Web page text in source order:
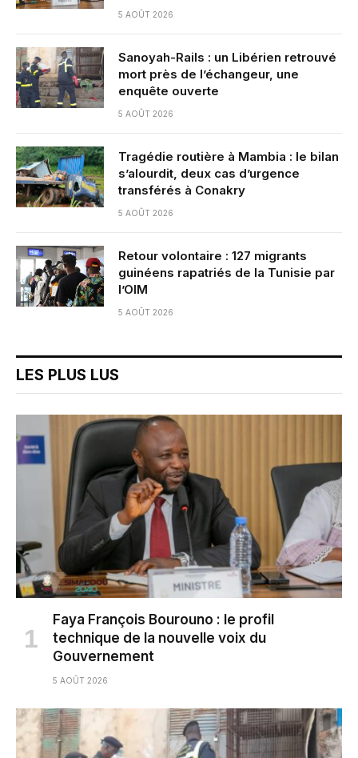
5 AOÛT 2026
Sanoyah-Rails : un Libérien retrouvé
mort près de l’échangeur, une
enquête ouverte
5 AOÛT 2026
Tragédie routière à Mambia : le bilan
s’alourdit, deux cas d’urgence
transférés à Conakry
5 AOÛT 2026
Retour volontaire : 127 migrants
guinéens rapatriés de la Tunisie par
l’OIM
5 AOÛT 2026
LES PLUS LUS
Faya François Bourouno : le profil
technique de la nouvelle voix du
Gouvernement
5 AOÛT 2026